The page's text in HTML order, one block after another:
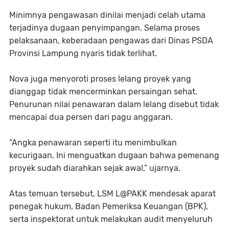
Minimnya pengawasan dinilai menjadi celah utama
terjadinya dugaan penyimpangan. Selama proses
pelaksanaan, keberadaan pengawas dari Dinas PSDA
Provinsi Lampung nyaris tidak terlihat.
Nova juga menyoroti proses lelang proyek yang
dianggap tidak mencerminkan persaingan sehat.
Penurunan nilai penawaran dalam lelang disebut tidak
mencapai dua persen dari pagu anggaran.
“Angka penawaran seperti itu menimbulkan
kecurigaan. Ini menguatkan dugaan bahwa pemenang
proyek sudah diarahkan sejak awal,” ujarnya.
Atas temuan tersebut, LSM L@PAKK mendesak aparat
penegak hukum, Badan Pemeriksa Keuangan (BPK),
serta inspektorat untuk melakukan audit menyeluruh